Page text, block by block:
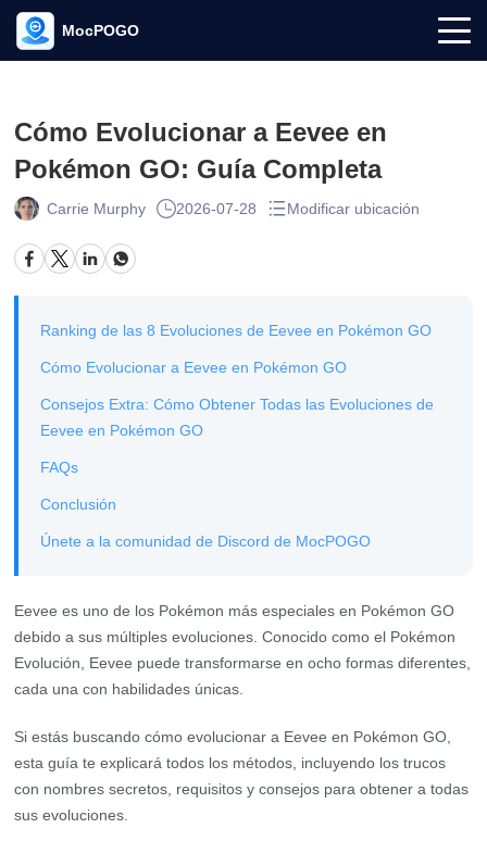
MocPOGO
Cómo Evolucionar a Eevee en
Pokémon GO: Guía Completa
Carrie Murphy 2026-07-28 Modificar ubicación
Ranking de las 8 Evoluciones de Eevee en Pokémon GO
Cómo Evolucionar a Eevee en Pokémon GO
Consejos Extra: Cómo Obtener Todas las Evoluciones de
Eevee en Pokémon GO
FAQs
Conclusión
Únete a la comunidad de Discord de MocPOGO
Eevee es uno de los Pokémon más especiales en Pokémon GO
debido a sus múltiples evoluciones. Conocido como el Pokémon
Evolución, Eevee puede transformarse en ocho formas diferentes,
cada una con habilidades únicas.
Si estás buscando cómo evolucionar a Eevee en Pokémon GO,
esta guía te explicará todos los métodos, incluyendo los trucos
con nombres secretos, requisitos y consejos para obtener a todas
sus evoluciones.